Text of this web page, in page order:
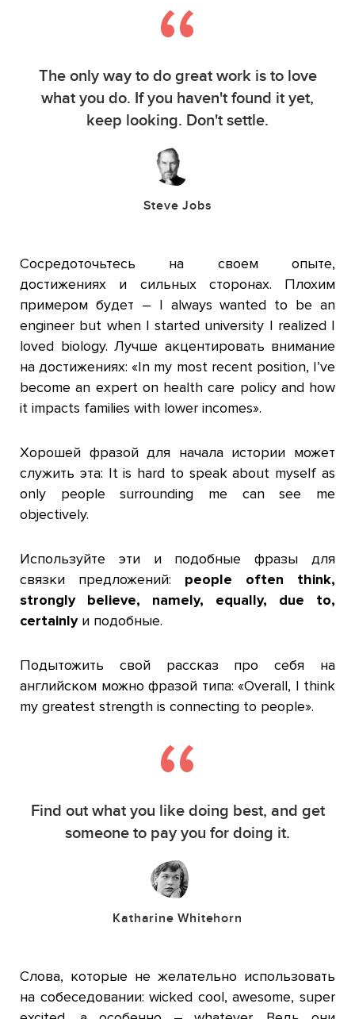
The only way to do great work is to love
what you do. If you haven't found it yet,
keep looking. Don't settle.
Steve Jobs
Сосредоточьтесь на своем опыте,
достижениях и сильных сторонах. Плохим
примером будет – I always wanted to be an
engineer but when I started university I realized I
loved biology. Лучше акцентировать внимание
на достижениях: «In my most recent position, I’ve
become an expert on health care policy and how
it impacts families with lower incomes».
Хорошей фразой для начала истории может
служить эта: It is hard to speak about myself as
only people surrounding me can see me
objectively.
Используйте эти и подобные фразы для
связки предложений: people often think,
strongly believe, namely, equally, due to,
certainlyи подобные.
Подытожить свой рассказ про себя на
английском можно фразой типа: «Overall, I think
my greatest strength is connecting to people».
Find out what you like doing best, and get
someone to pay you for doing it.
Katharine Whitehorn
Слова, которые не желательно использовать
на собеседовании: wicked cool, awesome, super